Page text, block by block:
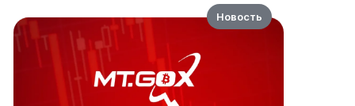
Новость